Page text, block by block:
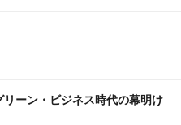
リーン・ビジネス時代の幕明け